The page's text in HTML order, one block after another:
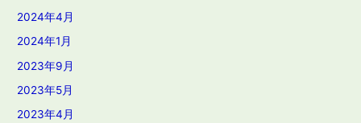
2024年4月
2024年1月
2023年9月
2023年5月
2023年4月